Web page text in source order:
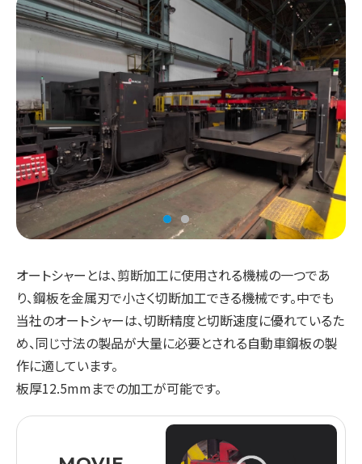
オートシャーとは、剪断加工に使用される機械の一つであ
り、鋼板を金属刃で小さく切断加工できる機械です。中でも
当社のオートシャーは、切断精度と切断速度に優れているた
め、同じ寸法の製品が大量に必要とされる自動車鋼板の製
作に適しています。
板厚12.5mmまでの加工が可能です。